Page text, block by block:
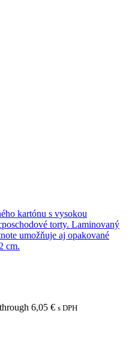
6,05 € s DPH